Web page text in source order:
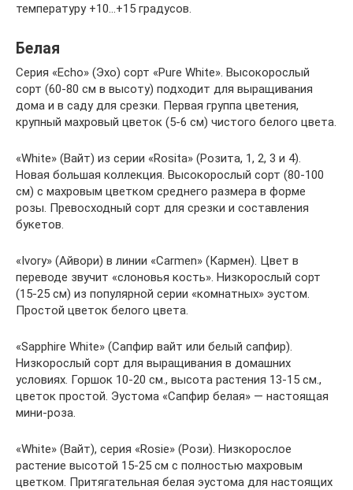
температуру +10…+15 градусов.
Белая
Серия «Echo» (Эхо) сорт «Pure White». Высокорослый
сорт (60-80 см в высоту) подходит для выращивания
дома и в саду для срезки. Первая группа цветения,
крупный махровый цветок (5-6 см) чистого белого цвета.
«White» (Вайт) из серии «Rosita» (Розита, 1, 2, 3 и 4).
Новая большая коллекция. Высокорослый сорт (80-100
см) с махровым цветком среднего размера в форме
розы. Превосходный сорт для срезки и составления
букетов.
«Ivory» (Айвори) в линии «Carmen» (Кармен). Цвет в
переводе звучит «слоновья кость». Низкорослый сорт
(15-25 см) из популярной серии «комнатных» эустом.
Простой цветок белого цвета.
«Sapphire White» (Сапфир вайт или белый сапфир).
Низкорослый сорт для выращивания в домашних
условиях. Горшок 10-20 см., высота растения 13-15 см.,
цветок простой. Эустома «Сапфир белая» — настоящая
мини-роза.
«White» (Вайт), серия «Rosie» (Рози). Низкорослое
растение высотой 15-25 см с полностью махровым
цветком. Притягательная белая эустома для настоящих